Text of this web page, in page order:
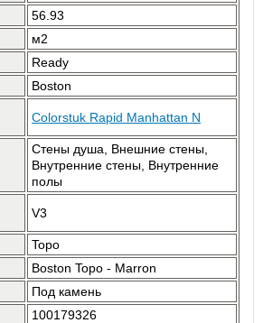
56.93
м2
Ready
Boston
Colorstuk Rapid Manhattan N
Стены душа, Внешние стены,
Внутренние стены, Внутренние
полы
V3
Topo
Boston Topo - Marron
Под камень
100179326